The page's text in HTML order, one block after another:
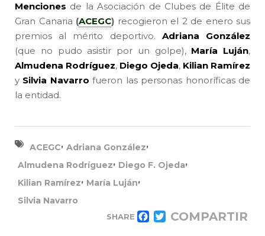
Menciones de la Asociación de Clubes de Élite de
Gran Canaria (ACEGC) recogieron el 2 de enero sus
premios al mérito deportivo. Adriana González
(que no pudo asistir por un golpe), María Luján,
Almudena Rodríguez, Diego Ojeda, Kilian Ramírez
y Silvia Navarro fueron las personas honoríficas de
la entidad.
ACEGC, Adriana González,
Almudena Rodríguez, Diego F. Ojeda,
Kilian Ramírez, María Luján,
Silvia Navarro
SHARE FACEBOOK
TWITTER
COMPARTIR